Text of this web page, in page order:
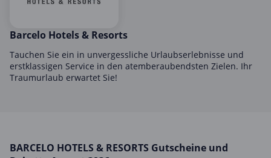
Essen & Trinken
Foto, Druck & Büro
Gaming & Spielzeug
Mode & Accessoires
Barcelo Hotels & Resorts
Tauchen Sie ein in unvergessliche Urlaubserlebnisse und
erstklassigen Service in den atemberaubendsten Zielen. Ihr
Traumurlaub erwartet Sie!
BARCELO HOTELS & RESORTS Gutscheine und